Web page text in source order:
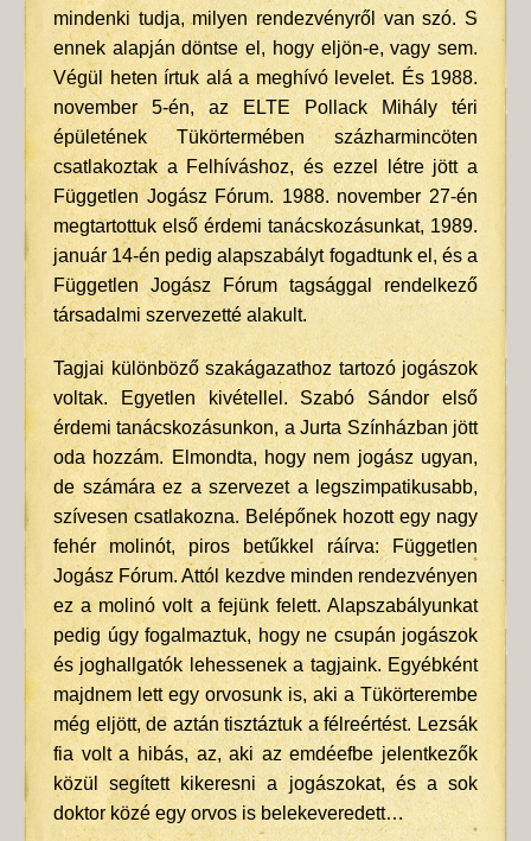
mindenki tudja, milyen rendezvényről van szó. S
ennek alapján döntse el, hogy eljön-e, vagy sem.
Végül heten írtuk alá a meghívó levelet. És 1988.
november 5-én, az ELTE Pollack Mihály téri
épületének Tükörtermében százharmincöten
csatlakoztak a Felhíváshoz, és ezzel létre jött a
Független Jogász Fórum. 1988. november 27-én
megtartottuk első érdemi tanácskozásunkat, 1989.
január 14-én pedig alapszabályt fogadtunk el, és a
Független Jogász Fórum tagsággal rendelkező
társadalmi szervezetté alakult.
Tagjai különböző szakágazathoz tartozó jogászok
voltak. Egyetlen kivétellel. Szabó Sándor első
érdemi tanácskozásunkon, a Jurta Színházban jött
oda hozzám. Elmondta, hogy nem jogász ugyan,
de számára ez a szervezet a legszimpatikusabb,
szívesen csatlakozna. Belépőnek hozott egy nagy
fehér molinót, piros betűkkel ráírva: Független
Jogász Fórum. Attól kezdve minden rendezvényen
ez a molinó volt a fejünk felett. Alapszabályunkat
pedig úgy fogalmaztuk, hogy ne csupán jogászok
és joghallgatók lehessenek a tagjaink. Egyébként
majdnem lett egy orvosunk is, aki a Tükörterembe
még eljött, de aztán tisztáztuk a félreértést. Lezsák
fia volt a hibás, az, aki az emdéefbe jelentkezők
közül segített kikeresni a jogászokat, és a sok
doktor közé egy orvos is belekeveredett…